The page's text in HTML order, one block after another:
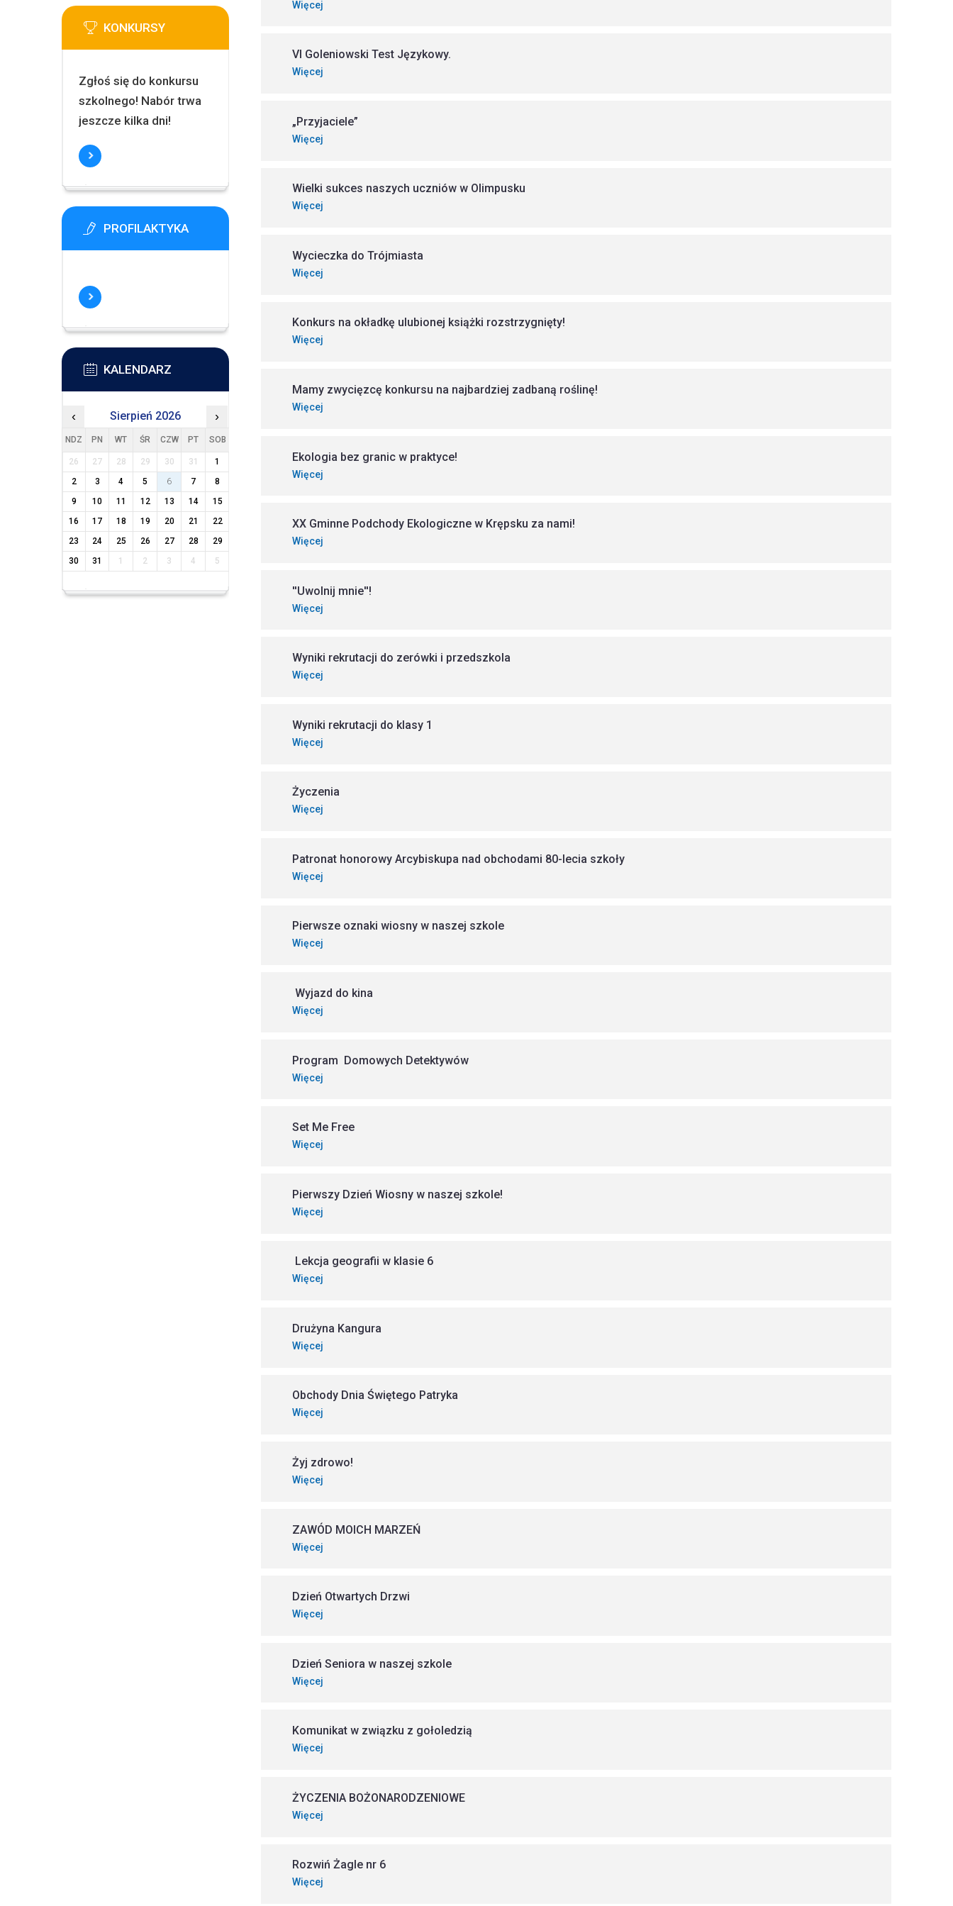
Więcej
VI Goleniowski Test Językowy.
Więcej
„Przyjaciele”
Więcej
Wielki sukces naszych uczniów w Olimpusku
Więcej
Wycieczka do Trójmiasta
Więcej
Konkurs na okładkę ulubionej książki rozstrzygnięty!
Więcej
Mamy zwycięzcę konkursu na najbardziej zadbaną roślinę!
Więcej
Ekologia bez granic w praktyce!
Więcej
XX Gminne Podchody Ekologiczne w Krępsku za nami!
Więcej
''Uwolnij mnie''!
Więcej
Wyniki rekrutacji do zerówki i przedszkola
Więcej
Wyniki rekrutacji do klasy 1
Więcej
Życzenia
Więcej
Patronat honorowy Arcybiskupa nad obchodami 80-lecia szkoły
Więcej
Pierwsze oznaki wiosny w naszej szkole
Więcej
Wyjazd do kina
Więcej
Program Domowych Detektywów
Więcej
Set Me Free
Więcej
Pierwszy Dzień Wiosny w naszej szkole!
Więcej
Lekcja geografii w klasie 6
Więcej
Drużyna Kangura
Więcej
Obchody Dnia Świętego Patryka
Więcej
Żyj zdrowo!
Więcej
ZAWÓD MOICH MARZEŃ
Więcej
Dzień Otwartych Drzwi
Więcej
Dzień Seniora w naszej szkole
Więcej
Komunikat w związku z gołoledzią
Więcej
ŻYCZENIA BOŻONARODZENIOWE
Więcej
Rozwiń Żagle nr 6
Więcej
KONKURSY
Zgłoś się do konkursu
szkolnego! Nabór trwa
jeszcze kilka dni!
PROFILAKTYKA
KALENDARZ
‹ Sierpień 2026 ›
NDZ PN WT ŚR CZW PT SOB
26 27 28 29 30 31
1
2
3 4 5 6 7
8
9
10 11 12 13 14
15
16
17 18 19 20 21
22
23
24 25 26 27 28
29
30
31 1 2 3 4 5